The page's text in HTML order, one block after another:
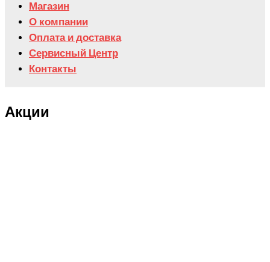
Магазин
О компании
Оплата и доставка
Сервисный Центр
Контакты
Акции